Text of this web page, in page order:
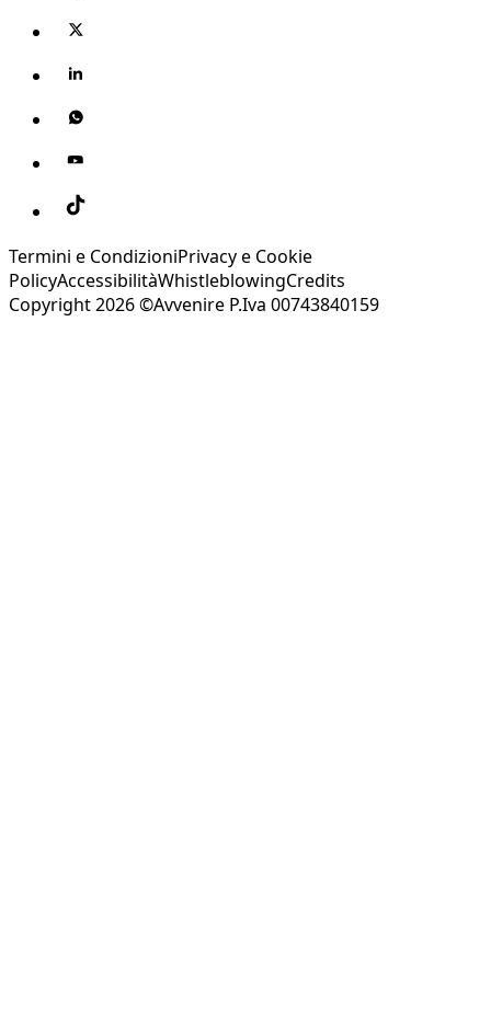
Termini e CondizioniPrivacy e Cookie
PolicyAccessibilitàWhistleblowingCredits
Copyright 2026 ©Avvenire P.Iva 00743840159